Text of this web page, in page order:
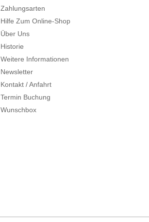
Zahlungsarten
Hilfe Zum Online-Shop
Über Uns
Historie
Weitere Informationen
Newsletter
Kontakt / Anfahrt
Termin Buchung
Wunschbox